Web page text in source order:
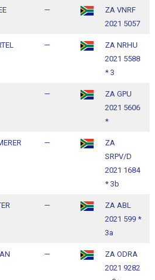
—
ZA VNRF
2021 5057
—
ZA NRHU
2021 5588
* 3
—
ZA GPU
2021 5606
*
—
ZA
SRPV/D
2021 1684
* 3b
—
ZA ABL
2021 599 *
3a
—
ZA ODRA
2021 9282